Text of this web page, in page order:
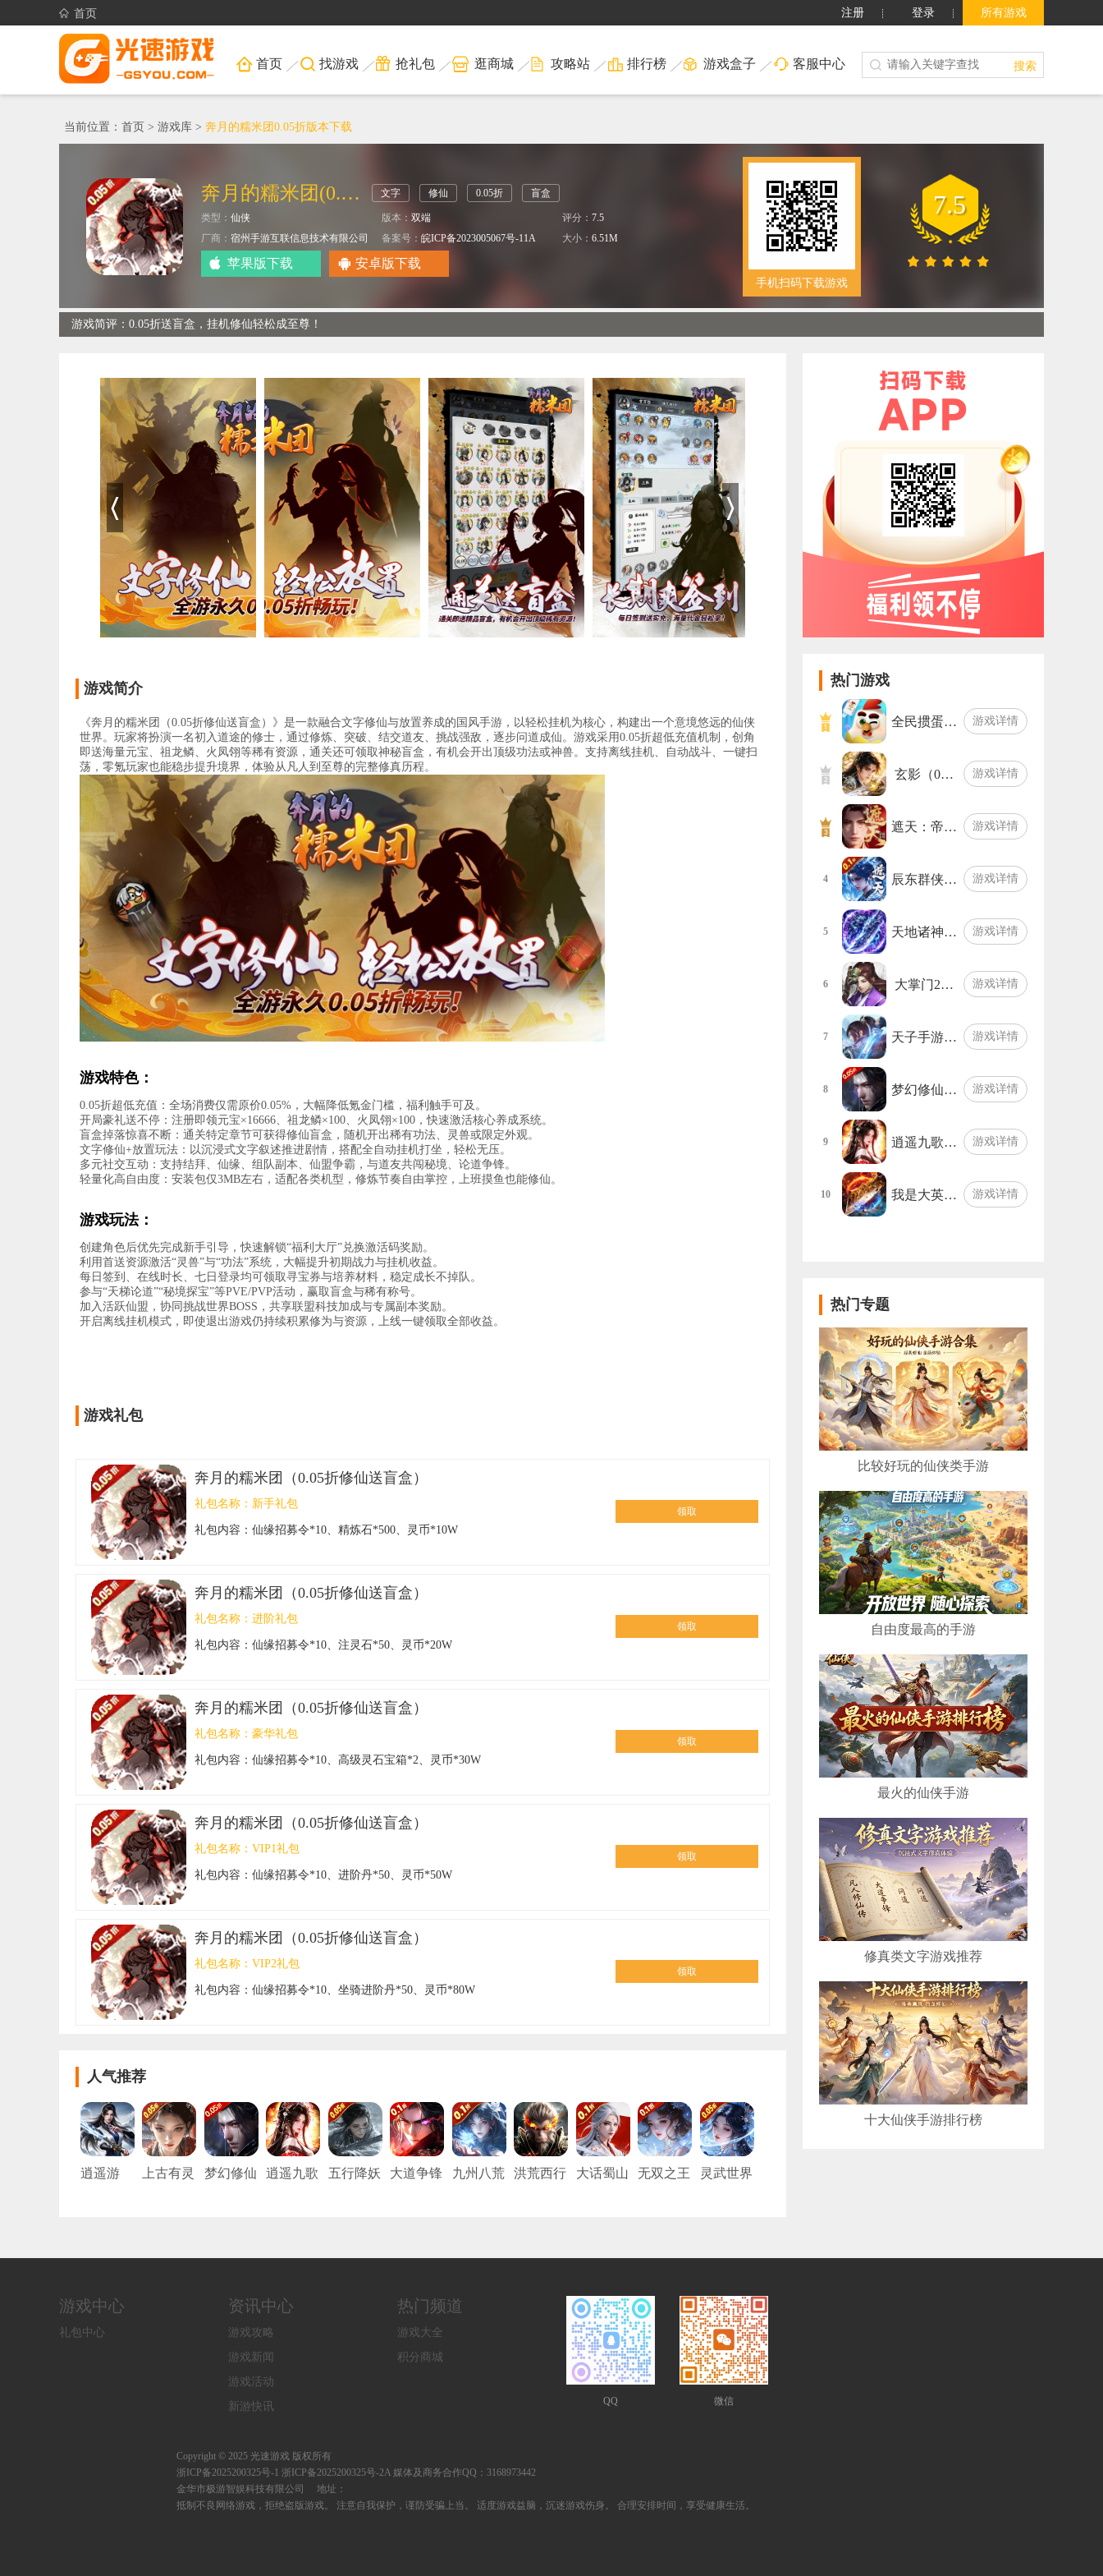
首页 注册 登录 所有游戏
首页 找游戏 抢礼包 逛商城 攻略站 排行榜 游戏盒子 客服中心 搜索
当前位置： 首页 > 游戏库 > 奔月的糯米团0.05折版本下载
奔月的糯米团(0.05折修仙送盲盒) 文字 修仙 0.05折 盲盒
类型： 仙侠 版本： 双端 评分： 7.5
厂商： 宿州手游互联信息技术有限公司 备案号： 皖ICP备2023005067号-11A 大小： 6.51M
苹果版下载 安卓版下载
手机扫码下载游戏
7.5
游戏简评：0.05折送盲盒，挂机修仙轻松成至尊！
游戏简介
《奔月的糯米团（0.05折修仙送盲盒）》是一款融合文字修仙与放置养成的国风手游，以轻松挂机为核心，构建出一个意境悠远的仙侠
世界。玩家将扮演一名初入道途的修士，通过修炼、突破、结交道友、挑战强敌，逐步问道成仙。游戏采用0.05折超低充值机制，创角
即送海量元宝、祖龙鳞、火凤翎等稀有资源，通关还可领取神秘盲盒，有机会开出顶级功法或神兽。支持离线挂机、自动战斗、一键扫
荡，零氪玩家也能稳步提升境界，体验从凡人到至尊的完整修真历程。
游戏特色：
0.05折超低充值：全场消费仅需原价0.05%，大幅降低氪金门槛，福利触手可及。
开局豪礼送不停：注册即领元宝×16666、祖龙鳞×100、火凤翎×100，快速激活核心养成系统。
盲盒掉落惊喜不断：通关特定章节可获得修仙盲盒，随机开出稀有功法、灵兽或限定外观。
文字修仙+放置玩法：以沉浸式文字叙述推进剧情，搭配全自动挂机打坐，轻松无压。
多元社交互动：支持结拜、仙缘、组队副本、仙盟争霸，与道友共闯秘境、论道争锋。
轻量化高自由度：安装包仅3MB左右，适配各类机型，修炼节奏自由掌控，上班摸鱼也能修仙。
游戏玩法：
创建角色后优先完成新手引导，快速解锁“福利大厅”兑换激活码奖励。
利用首送资源激活“灵兽”与“功法”系统，大幅提升初期战力与挂机收益。
每日签到、在线时长、七日登录均可领取寻宝券与培养材料，稳定成长不掉队。
参与“天梯论道”“秘境探宝”等PVE/PVP活动，赢取盲盒与稀有称号。
加入活跃仙盟，协同挑战世界BOSS，共享联盟科技加成与专属副本奖励。
开启离线挂机模式，即使退出游戏仍持续积累修为与资源，上线一键领取全部收益。
游戏礼包
奔月的糯米团（0.05折修仙送盲盒）
礼包名称： 新手礼包
礼包内容： 仙缘招募令*10、精炼石*500、灵币*10W
领取
奔月的糯米团（0.05折修仙送盲盒）
礼包名称： 进阶礼包
礼包内容： 仙缘招募令*10、注灵石*50、灵币*20W
领取
奔月的糯米团（0.05折修仙送盲盒）
礼包名称： 豪华礼包
礼包内容： 仙缘招募令*10、高级灵石宝箱*2、灵币*30W
领取
奔月的糯米团（0.05折修仙送盲盒）
礼包名称： VIP1礼包
礼包内容： 仙缘招募令*10、进阶丹*50、灵币*50W
领取
奔月的糯米团（0.05折修仙送盲盒）
礼包名称： VIP2礼包
礼包内容： 仙缘招募令*10、坐骑进阶丹*50、灵币*80W
领取
人气推荐
逍遥游
上古有灵
梦幻修仙
逍遥九歌
五行降妖
大道争锋
九州八荒
洪荒西行
大话蜀山
无双之王
灵武世界
热门游戏
全民掼蛋… 游戏详情
玄影（0… 游戏详情
遮天：帝… 游戏详情
4 辰东群侠… 游戏详情
5 天地诸神… 游戏详情
6 大掌门2… 游戏详情
7 天子手游… 游戏详情
8 梦幻修仙… 游戏详情
9 逍遥九歌… 游戏详情
10 我是大英… 游戏详情
热门专题
比较好玩的仙侠类手游
自由度最高的手游
最火的仙侠手游
修真类文字游戏推荐
十大仙侠手游排行榜
游戏中心
礼包中心
资讯中心
游戏攻略
游戏新闻
游戏活动
新游快讯
热门频道
游戏大全
积分商城
QQ 微信
Copyright © 2025 光速游戏 版权所有
浙ICP备2025200325号-1 浙ICP备2025200325号-2A 媒体及商务合作QQ：3168973442
金华市极游智娱科技有限公司 地址：
抵制不良网络游戏，拒绝盗版游戏。 注意自我保护，谨防受骗上当。 适度游戏益脑，沉迷游戏伤身。 合理安排时间，享受健康生活。